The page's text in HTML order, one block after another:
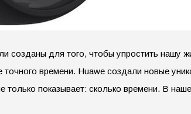
созданы для того, чтобы упростить нашу
времени. Huawe создали новые
показывает: сколько времени. В